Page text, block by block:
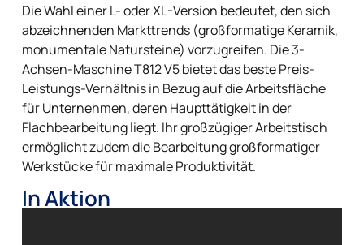
Die Wahl einer L- oder XL-Version bedeutet, den sich
abzeichnenden Markttrends (großformatige Keramik,
monumentale Natursteine) vorzugreifen. Die 3-
Achsen-Maschine T812 V5 bietet das beste Preis-
Leistungs-Verhältnis in Bezug auf die Arbeitsfläche
für Unternehmen, deren Haupttätigkeit in der
Flachbearbeitung liegt. Ihr großzügiger Arbeitstisch
ermöglicht zudem die Bearbeitung großformatiger
Werkstücke für maximale Produktivität.
In Aktion